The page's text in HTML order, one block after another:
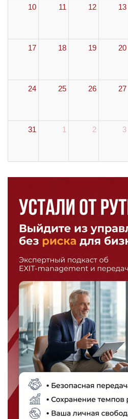
10 11 12 13
17 18 19 20
24 25 26 27
31 1 2 3